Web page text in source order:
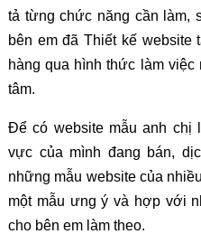
tả từng chức năng cần làm,
bên em đã Thiết kế website
hàng qua hình thức làm
tâm.
Để có website mẫu anh chị
vực của mình đang bán,
những mẫu website của
một mẫu ưng ý và hợp với
cho bên em làm theo.